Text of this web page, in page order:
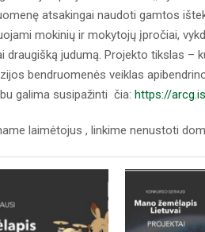
atsakingai naudoti gamtos
mokinių ir mokytojų įpročiai,
draugišką judumą. Projekto tikslas –
bendruomenės veiklas
galima susipažinti čia: https://
laimėtojus , linkime nenustoti